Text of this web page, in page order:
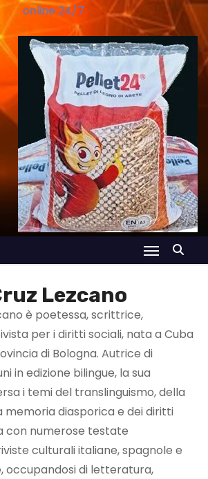
online 24/7
Lezcano
è poetessa, scrittrice,
per i diritti sociali, nata a Cuba
di Bologna. Autrice di
in edizione bilingue, la sua
i temi del translinguismo, della
memoria diasporica e dei diritti
con numerose testate
culturali italiane, spagnole e
occupandosi di letteratura,